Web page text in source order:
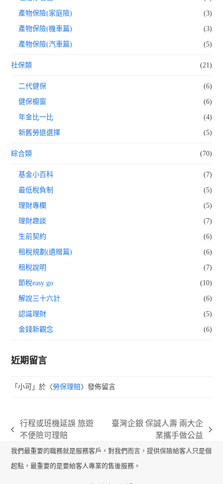
產物保險(家庭險) (3)
產物保險(機車篇) (3)
產物保險(汽車篇) (5)
社保類 (21)
二代健保 (6)
健保櫥窗 (6)
年金比一比 (4)
新舊勞退選擇 (5)
綜合類 (70)
基金小百科 (7)
最低稅負制 (5)
理財專欄 (5)
理財趣談 (7)
生前契約 (6)
租稅規劃(遺贈篇) (6)
租稅說明 (7)
節稅easy go (10)
解說三十六計 (6)
認識理財 (5)
金錢新觀念 (6)
近期留言
「小可 」於〈勞保理賠〉發佈留言
previous
post:
行程或班機延誤 旅遊
不便險可理賠
post:
臺灣企銀 保誠人壽 兩大企
業攜手做公益
我們最重要的職務就是服務客戶，對我們而言，提供保險給客人只是個
起點，最重要的是要給客人專業的售後服務。